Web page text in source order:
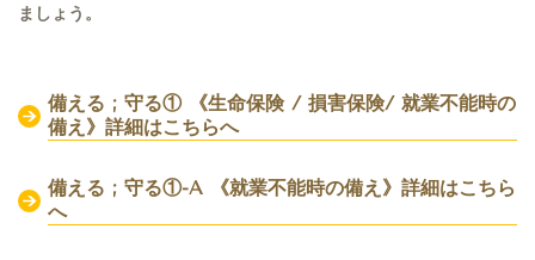
ましょう。
備える ; 守る① 《生命保険 / 損害保険/ 就業不能時の
備え》詳細はこちらへ
備える ; 守る①-A 《就業不能時の備え》 詳細はこちら
へ